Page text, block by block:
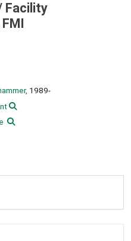
Facility
1989-